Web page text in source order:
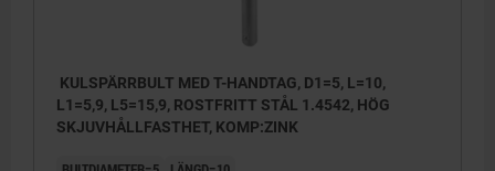
KULSPÄRRBULT MED T-HANDTAG, D1=5, L=10,
L1=5,9, L5=15,9, ROSTFRITT STÅL 1.4542, HÖG
SKJUVHÅLLFASTHET, KOMP:ZINK